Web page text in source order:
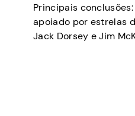
Principais
apoiado por estrelas
Jack Dorsey e Jim